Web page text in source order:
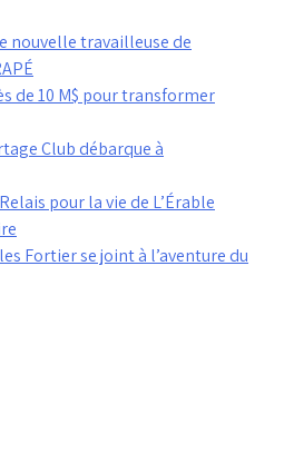
nouvelle travailleuse de
de 10 M$ pour transformer
Club débarque à
pour la vie de L’Érable
Fortier se joint à l’aventure du